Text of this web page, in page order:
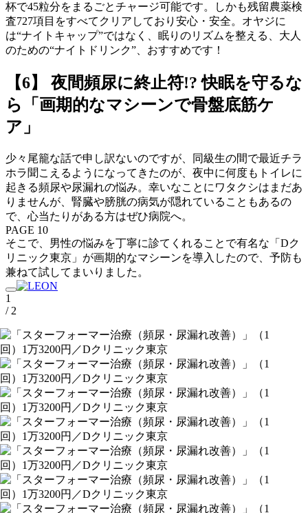
杯で45粒分をまるごとチャージ可能です。しかも残留農薬検
査727項目をすべてクリアしており安心・安全。オヤジに
は“ナイトキャップ”ではなく、眠りのリズムを整える、大人
のための“ナイトドリンク”、おすすめです！
【6】 夜間頻尿に終止符!? 快眠を守るな
ら「画期的なマシーンで骨盤底筋ケ
ア」
少々尾籠な話で申し訳ないのですが、同級生の間で最近チラ
ホラ聞こえるようになってきたのが、夜中に何度もトイレに
起きる頻尿や尿漏れの悩み。幸いなことにワタクシはまだあ
りませんが、腎臓や膀胱の病気が隠れていることもあるの
で、心当たりがある方はぜひ病院へ。
PAGE 10
そこで、男性の悩みを丁寧に診てくれることで有名な「Dク
リニック東京」が画期的なマシーンを導入したので、予防も
兼ねて試してまいりました。
1
/ 2